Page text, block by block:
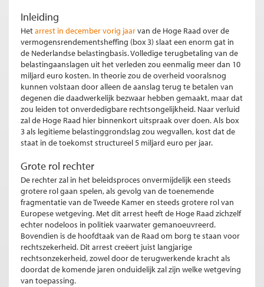
Inleiding
Hetarrest in december vorig jaarvan de Hoge Raad over de
vermogensrendementsheffing (box 3) slaat een enorm gat in
de Nederlandse belastingbasis. Volledige terugbetaling van de
belastingaanslagen uit het verleden zou eenmalig meer dan 10
miljard euro kosten. In theorie zou de overheid vooralsnog
kunnen volstaan door alleen de aanslag terug te betalen van
degenen die daadwerkelijk bezwaar hebben gemaakt, maar dat
zou leiden tot onverdedigbare rechtsongelijkheid. Naar verluid
zal de Hoge Raad hier binnenkort uitspraak over doen. Als box
3 als legitieme belastinggrondslag zou wegvallen, kost dat de
staat in de toekomst structureel 5 miljard euro per jaar.
Grote rol rechter
De rechter zal in het beleidsproces onvermijdelijk een steeds
grotere rol gaan spelen, als gevolg van de toenemende
fragmentatie van de Tweede Kamer en steeds grotere rol van
Europese wetgeving. Met dit arrest heeft de Hoge Raad zichzelf
echter nodeloos in politiek vaarwater gemanoeuvreerd.
Bovendien is de hoofdtaak van de Raad om borg te staan voor
rechtszekerheid. Dit arrest creëert juist langjarige
rechtsonzekerheid, zowel door de terugwerkende kracht als
doordat de komende jaren onduidelijk zal zijn welke wetgeving
van toepassing.